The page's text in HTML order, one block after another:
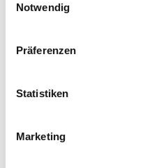
Notwendig
Präferenzen
Statistiken
Marketing